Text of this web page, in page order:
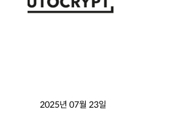
2025년 07월 23일